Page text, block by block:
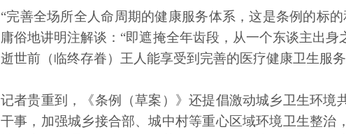
“完善全场所全人命周期的健康服务体系，这是条例的标
庸俗地讲明注解谈：“即遮掩全年齿段，从一个东谈主出
逝世前（临终存眷）王人能享受到完善的医疗健康卫生服
记者贵重到，《条例（草案）》还提倡激动城乡卫生环境
干事，加强城乡接合部、城中村等重心区域环境卫生整治